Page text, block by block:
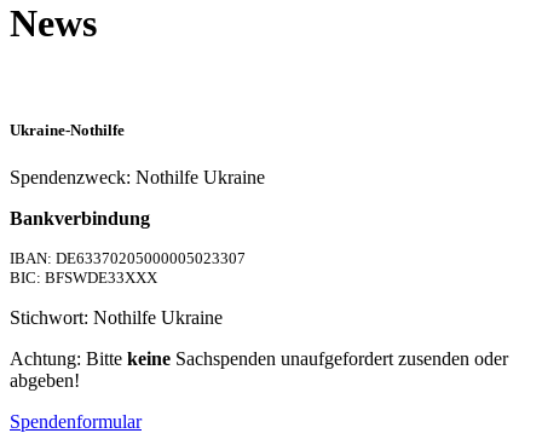
News
Ukraine-Nothilfe
Spendenzweck: Nothilfe Ukraine
Bankverbindung
IBAN: DE63370205000005023307
BIC: BFSWDE33XXX
Stichwort: Nothilfe Ukraine
Achtung: Bitte keine Sachspenden unaufgefordert zusenden oder
abgeben!
Spendenformular